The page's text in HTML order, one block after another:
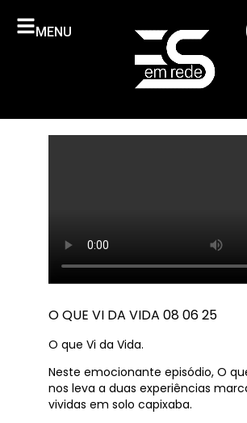
MENU
O QUE VI DA VIDA 08 06 25
O que Vi da Vida.
Neste emocionante episódio, O
nos leva a duas experiências
vividas em solo capixaba.